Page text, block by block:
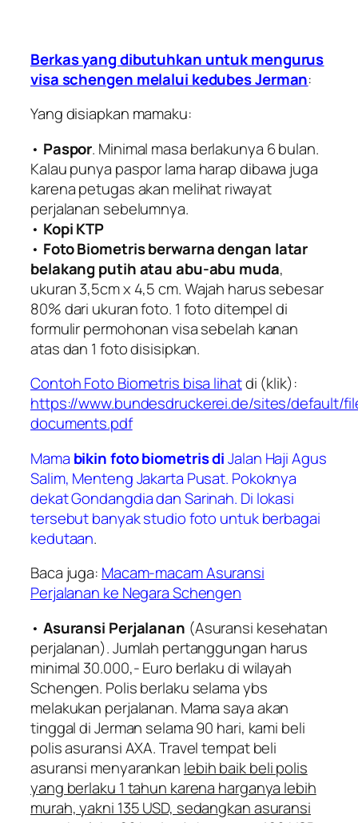
Berkas yang dibutuhkan untuk mengurus
visa schengen melalui kedubes Jerman:
Yang disiapkan mamaku:
• Paspor. Minimal masa berlakunya 6 bulan.
Kalau punya paspor lama harap dibawa juga
karena petugas akan melihat riwayat
perjalanan sebelumnya.
• Kopi KTP
• Foto Biometris berwarna dengan latar
belakang putih atau abu-abu muda,
ukuran 3,5cm x 4,5 cm. Wajah harus sebesar
80% dari ukuran foto. 1 foto ditempel di
formulir permohonan visa sebelah kanan
atas dan 1 foto disisipkan.
Contoh Foto Biometris bisa lihatdi (klik):
https://www.bundesdruckerei.de/sites/default/
documents.pdf
Mama bikin foto biometris diJalan Haji Agus
Salim, Menteng Jakarta Pusat. Pokoknya
dekat Gondangdia dan Sarinah. Di lokasi
tersebut banyak studio foto untuk berbagai
kedutaan.
Baca juga: Macam-macam Asuransi
Perjalanan ke Negara Schengen
• Asuransi Perjalanan (Asuransi kesehatan
perjalanan). Jumlah pertanggungan harus
minimal 30.000,- Euro berlaku di wilayah
Schengen. Polis berlaku selama ybs
melakukan perjalanan. Mama saya akan
tinggal di Jerman selama 90 hari, kami beli
polis asuransi AXA. Travel tempat beli
asuransi menyarankan lebih baik beli polis
yang berlaku 1 tahun karena harganya lebih
murah, yakni 135 USD, sedangkan asuransi